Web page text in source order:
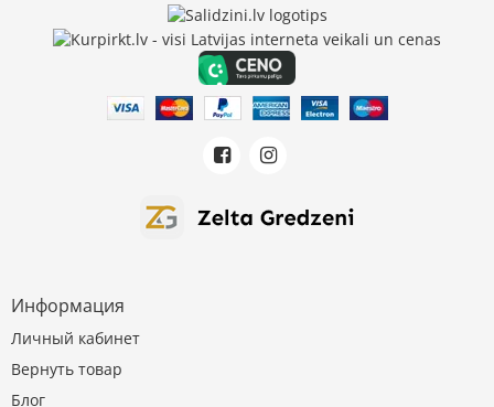
Информация
Личный кабинет
Вернуть товар
Блог